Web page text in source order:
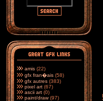
amis (22)
gfx fran�ais (58)
gfx autres (383)
pixel art (67)
ascii art (0)
paint/draw(97)